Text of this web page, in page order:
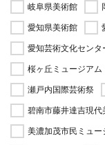
岐阜県美術館
愛知県美術館
愛知芸術文化センタ
桜ヶ丘ミュージアム
瀬戸内国際芸術祭
碧南市藤井達吉現代
美濃加茂市民ミュー